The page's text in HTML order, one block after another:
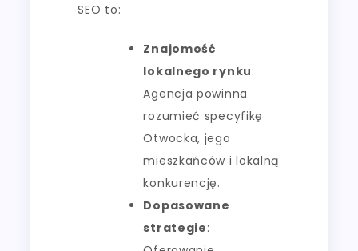
SEO to:
Znajomość
lokalnego rynku:
Agencja powinna
rozumieć specyfikę
Otwocka, jego
mieszkańców i lokalną
konkurencję.
Dopasowane
strategie: